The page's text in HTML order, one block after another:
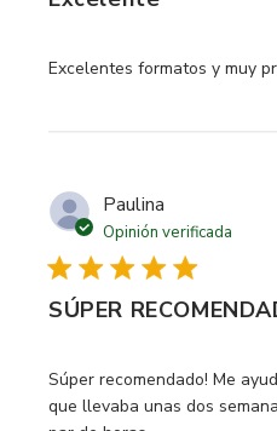
Excelentes formatos y muy
read more about review
Paulina
Opinión verificada
SÚPER
Súper recomendado! Me
que llevaba unas dos
read more about review